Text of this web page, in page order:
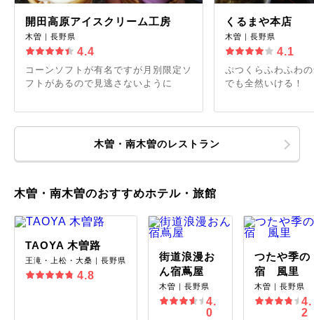
開田高原アイスクリーム工房
木曽｜長野県
4.4
コーンソフトが有名ですが月別限定ソ
フトがあるので見逃さないように
くるまや本店
木曽｜長野県
4.1
ぷつくらふわふわ
でも全然いける！
木曽・南木曽のレストラン
木曽・南木曽のおすすめホテル・旅館
TAOYA 木曽路
王滝・上松・大桑｜長野県
4.8
街道浪漫お
ん宿蔦屋
木曽｜長野県
4.
0
つたや季の
宿 風里
木曽｜長野県
4.
2